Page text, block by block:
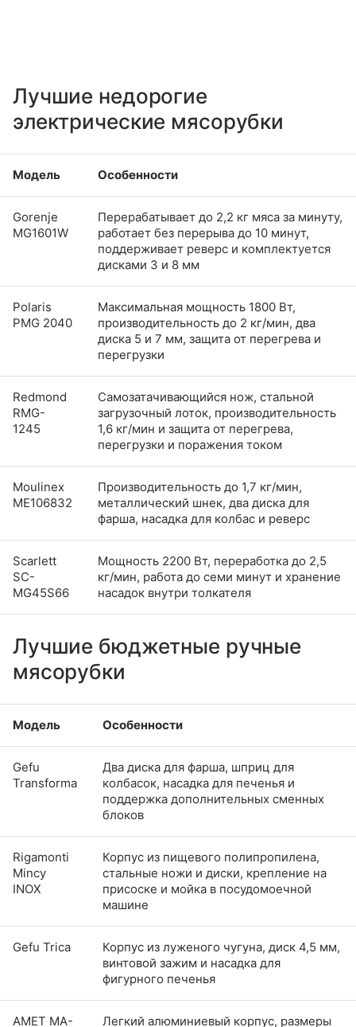
Лучшие недорогие
электрические мясорубки
Модель Особенности
Gorenje
MG1601W
Перерабатывает до 2,2 кг мяса за минуту,
работает без перерыва до 10 минут,
поддерживает реверс и комплектуется
дисками 3 и 8 мм
Polaris
PMG 2040
Максимальная мощность 1800 Вт,
производительность до 2 кг/мин, два
диска 5 и 7 мм, защита от перегрева и
перегрузки
Redmond
RMG-
1245
Самозатачивающийся нож, стальной
загрузочный лоток, производительность
1,6 кг/мин и защита от перегрева,
перегрузки и поражения током
Moulinex
ME106832
Производительность до 1,7 кг/мин,
металлический шнек, два диска для
фарша, насадка для колбас и реверс
Scarlett
SC-
MG45S66
Мощность 2200 Вт, переработка до 2,5
кг/мин, работа до семи минут и хранение
насадок внутри толкателя
Лучшие бюджетные ручные
мясорубки
Модель Особенности
Gefu
Transforma
Два диска для фарша, шприц для
колбасок, насадка для печенья и
поддержка дополнительных сменных
блоков
Rigamonti
Mincy
INOX
Корпус из пищевого полипропилена,
стальные ножи и диски, крепление на
присоске и мойка в посудомоечной
машине
Gefu Trica
Корпус из луженого чугуна, диск 4,5 мм,
винтовой зажим и насадка для
фигурного печенья
АМЕТ МА- Легкий алюминиевый корпус, размеры